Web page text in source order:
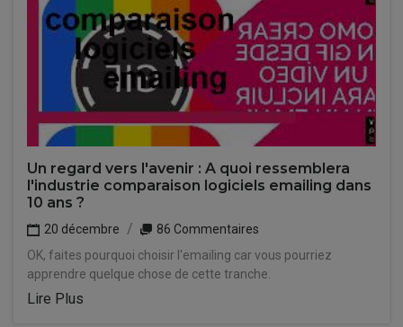
Un regard vers l'avenir : A quoi ressemblera
l'industrie comparaison logiciels emailing dans
10 ans ?
20 décembre
86 Commentaires
OK, faites pourquoi choisir l'emailing car vous pourriez
apprendre quelque chose de cette tranche.
Lire Plus